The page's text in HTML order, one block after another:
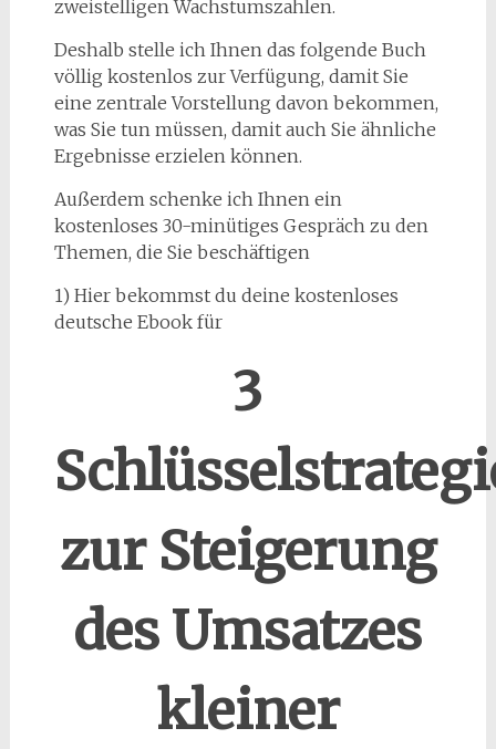
zweistelligen Wachstumszahlen.
Deshalb stelle ich Ihnen das folgende Buch
völlig kostenlos zur Verfügung, damit Sie
eine zentrale Vorstellung davon bekommen,
was Sie tun müssen, damit auch Sie ähnliche
Ergebnisse erzielen können.
Außerdem schenke ich Ihnen ein
kostenloses 30-minütiges Gespräch zu den
Themen, die Sie beschäftigen
1) Hier bekommst du deine kostenloses
deutsche Ebook für
3
zur Steigerung
des Umsatzes
kleiner